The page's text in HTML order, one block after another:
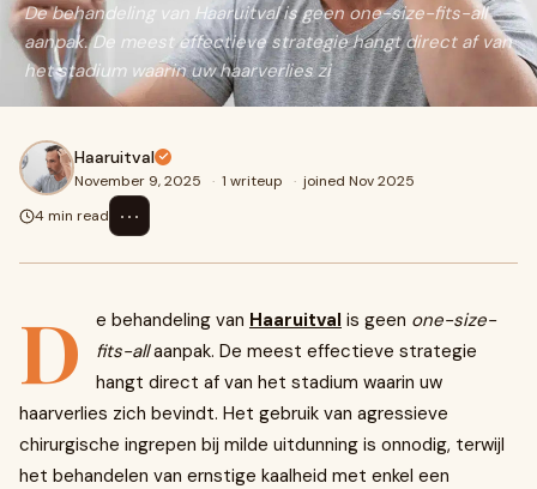
De behandeling van Haaruitval is geen one-size-fits-all
aanpak. De meest effectieve strategie hangt direct af van
het stadium waarin uw haarverlies zi
Haaruitval
November 9, 2025 · 1 writeup · joined Nov 2025
4 min read
⋯
D e behandeling van Haaruitval is geen one-size-
fits-allaanpak. De meest effectieve strategie
hangt direct af van het stadium waarin uw
haarverlies zich bevindt. Het gebruik van agressieve
chirurgische ingrepen bij milde uitdunning is onnodig, terwijl
het behandelen van ernstige kaalheid met enkel een